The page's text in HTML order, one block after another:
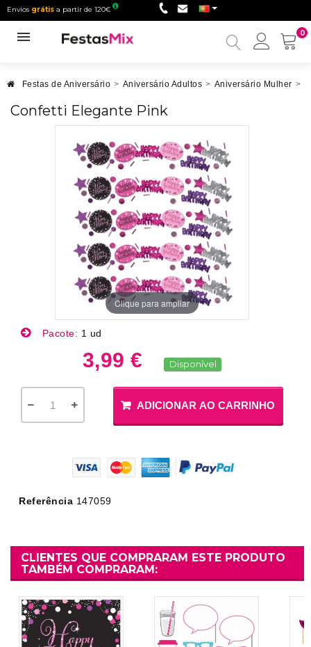
Envios grátis a partir de 120€
0
Minha
Festas de Aniversário > Aniversário Adultos > Aniversário Mulher >
Confetti Elegante Pink
Clique para ampliar
Pacote: 1 ud
3,99 € Disponível
ADICIONAR AO CARRINHO
Referência 147059
CLIENTES QUE COMPRARAM ESTE PRODUTO
TAMBÉM COMPRARAM: